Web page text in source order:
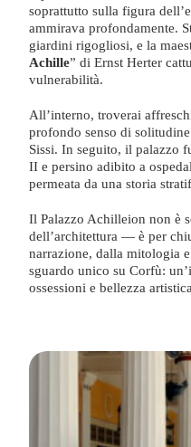
soprattutto sulla figura
ammirava profondamente.
giardini rigogliosi, e la
Achille” di Ernst Herter
vulnerabilità.
All’interno, troverai
profondo senso di
Sissi. In seguito, il palazzo
II e persino adibito a
permeata da una storia
Il Palazzo Achilleion non è
dell’architettura — è per
narrazione, dalla mitologia
sguardo unico su Corfù:
ossessioni e bellezza